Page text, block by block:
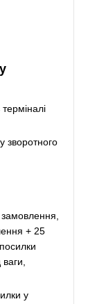
зворотного
+ 25
у